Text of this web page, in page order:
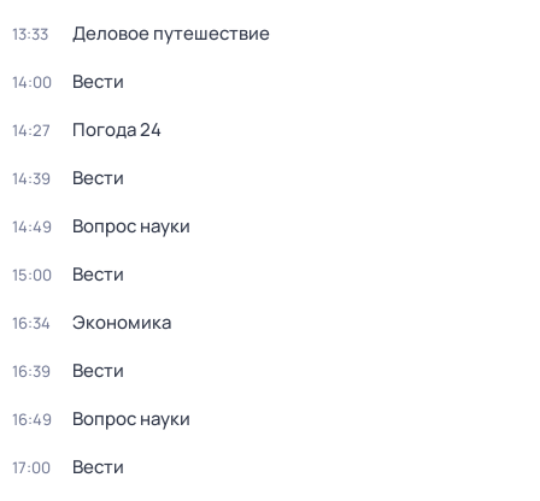
13:33 Деловое путешествие
14:00 Вести
14:27 Погода 24
14:39 Вести
14:49 Вопрос науки
15:00 Вести
16:34 Экономика
16:39 Вести
16:49 Вопрос науки
17:00 Вести